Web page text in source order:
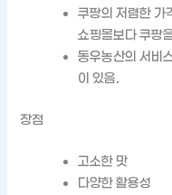
쿠팡의 저렴한 가
쇼핑몰보다 쿠팡
동우농산의 서비
이 있음.
장점
고소한 맛
다양한 활용성